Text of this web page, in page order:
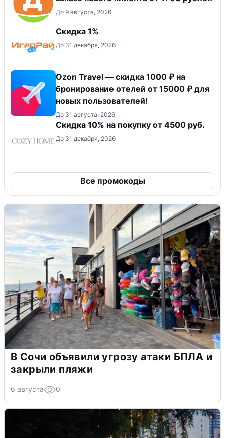
До 9 августа, 2026
Скидка 1%
До 31 декабря, 2026
Ozon Travel — скидка 1000 ₽ на
бронирование отелей от 15000 ₽ для
новых пользователей!
До 31 августа, 2026
Скидка 10% на покупку от 4500 руб.
До 31 декабря, 2026
Все промокоды
В Сочи объявили угрозу атаки БПЛА и
закрыли пляжи
6 августа 0